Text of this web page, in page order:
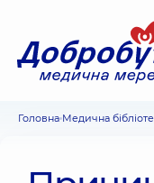
Головна Медична